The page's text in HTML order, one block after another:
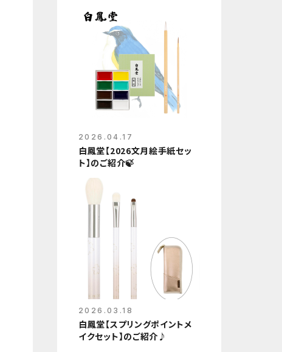
2026.04.17
白鳳堂【2026文月絵手紙セッ
ト】のご紹介🍃
2026.03.18
白鳳堂【スプリングポイントメ
イクセット】のご紹介♪